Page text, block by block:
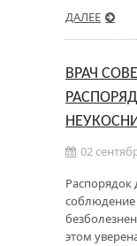
ДАЛЕЕ
ВРАЧ
02
Распорядок
этом